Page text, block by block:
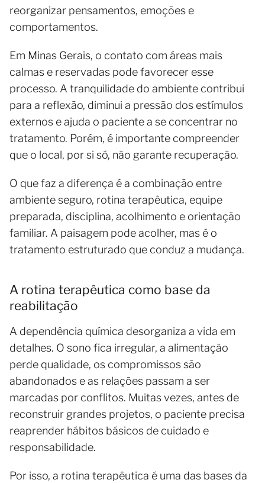
reorganizar pensamentos, emoções e
comportamentos.
Em Minas Gerais, o contato com áreas mais
calmas e reservadas pode favorecer esse
processo. A tranquilidade do ambiente contribui
para a reflexão, diminui a pressão dos estímulos
externos e ajuda o paciente a se concentrar no
tratamento. Porém, é importante compreender
que o local, por si só, não garante recuperação.
O que faz a diferença é a combinação entre
ambiente seguro, rotina terapêutica, equipe
preparada, disciplina, acolhimento e orientação
familiar. A paisagem pode acolher, mas é o
tratamento estruturado que conduz a mudança.
A rotina terapêutica como base da
reabilitação
A dependência química desorganiza a vida em
detalhes. O sono fica irregular, a alimentação
perde qualidade, os compromissos são
abandonados e as relações passam a ser
marcadas por conflitos. Muitas vezes, antes de
reconstruir grandes projetos, o paciente precisa
reaprender hábitos básicos de cuidado e
responsabilidade.
Por isso, a rotina terapêutica é uma das bases da